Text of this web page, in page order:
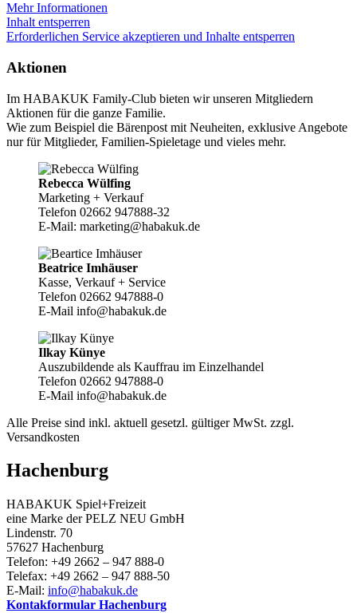
Mehr Informationen
Inhalt entsperren
Erforderlichen Service akzeptieren und Inhalte entsperren
Gesellschaftsspiele und Puzzle
Outdoor und Sport
Aktionen
Im HABAKUK Family-Club bieten wir unseren Mitgliedern
Aktionen für die ganze Familie.
Wie zum Beispiel die Bärenpost mit Neuheiten, exklusive Angebote
nur für Mitglieder, Familien-Spieletage und vieles mehr.
Rebecca Wülfing
Marketing + Verkauf
Telefon 02662 947888-32
E-Mail: marketing@habakuk.de
Beatrice Imhäuser
Kasse, Verkauf + Service
Telefon 02662 947888-0
E-Mail info@habakuk.de
Ilkay Künye
Auszubildende als Kauffrau im Einzelhandel
Telefon 02662 947888-0
E-Mail info@habakuk.de
Alle Preise sind inkl. aktuell gesetzl. gültiger MwSt. zzgl.
Versandkosten
Hachenburg
HABAKUK Spiel+Freizeit
eine Marke der PELZ NEU GmbH
Lindenstr. 70
57627 Hachenburg
Telefon: +49 2662 – 947 888-0
Telefax: +49 2662 – 947 888-50
E-Mail: info@habakuk.de
Kontakformular Hachenburg